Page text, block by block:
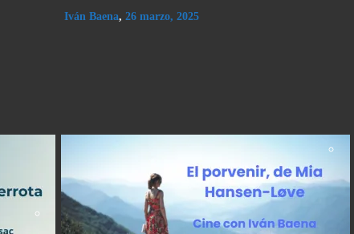
Iván Baena, 26 marzo, 2025